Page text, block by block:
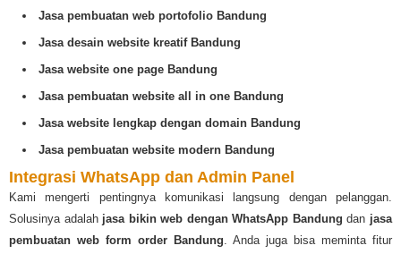
Jasa pembuatan web portofolio Bandung
Jasa desain website kreatif Bandung
Jasa website one page Bandung
Jasa pembuatan website all in one Bandung
Jasa website lengkap dengan domain Bandung
Jasa pembuatan website modern Bandung
Integrasi WhatsApp dan Admin Panel
Kami mengerti pentingnya komunikasi langsung dengan pelanggan.
Solusinya adalah jasa bikin web dengan WhatsApp Bandung dan jasa
pembuatan web form order Bandung. Anda juga bisa meminta fitur